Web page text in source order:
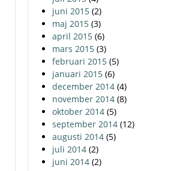
juni 2015 (2)
maj 2015 (3)
april 2015 (6)
mars 2015 (3)
februari 2015 (5)
januari 2015 (6)
december 2014 (4)
november 2014 (8)
oktober 2014 (5)
september 2014 (12)
augusti 2014 (5)
juli 2014 (2)
juni 2014 (2)